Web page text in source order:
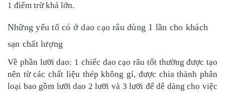
1 điểm trừ khá lớn.
Những yếu tố có ở dao cạo râu dùng 1 lần cho khách
sạn chất lượng
Về phần lưỡi dao: 1 chiếc dao cạo râu tốt thường được tạo
nên từ các chất liệu thép không gỉ, được chia thành phân
loại bao gồm lưỡi dao 2 lưỡi và 3 lưỡi để dễ dàng cho việc